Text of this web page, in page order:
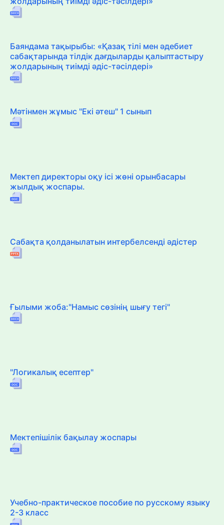
Баяндама тақырыбы: «Қазақ тілі мен әдебиет
сабақтарында тілдік дағдыларды қалыптастыру
жолдарының тиімді әдіс-тәсілдері»
Мәтінмен жұмыс "Екі әтеш" 1 сынып
Мектеп директоры оқу ісі жөні орынбасары
жылдық жоспары.
Сабақта қолданылатын интербелсенді әдістер
Ғылыми жоба:"Намыс сөзінің шығу тегі"
"Логикалық есептер"
Мектепішілік бақылау жоспары
Учебно-практическое пособие по русскому языку
2-3 класс